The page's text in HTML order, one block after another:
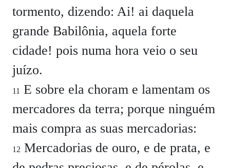
tormento, dizendo: Ai! ai daquela
grande Babilônia, aquela forte
cidade! pois numa hora veio o seu
juízo.
11 E sobre ela choram e lamentam os
mercadores da terra; porque ninguém
mais compra as suas mercadorias:
12 Mercadorias de ouro, e de prata, e